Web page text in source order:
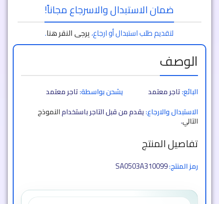
ضمان الاستبدال والاسرجاع مجاناً!
لتقديم طلب استبدال أو ارجاع،يرجى النقر هنا.
الوصف
البائع:تاجر معتمد يشحن بواسطة:تاجر معتمد
الاستبدال والارجاع:يقدم من قبل التاجر باستخدامالنموذج
التالي.
تفاصيل المنتج
رمز المنتج:SA0503A310099